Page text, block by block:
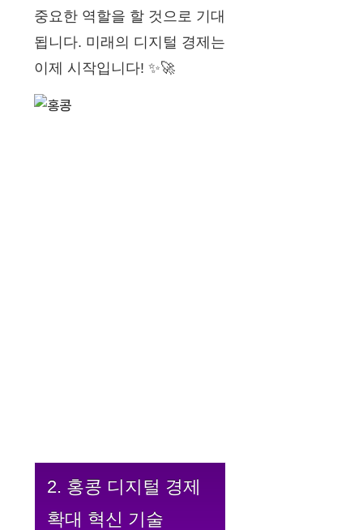
중요한 역할을 할 것으로 기대
됩니다. 미래의 디지털 경제는
이제 시작입니다! ✨🚀
2. 홍콩 디지털 경제
확대 혁신 기술